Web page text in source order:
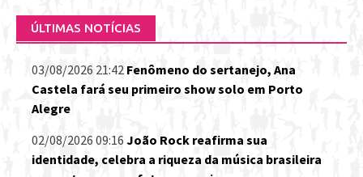
ÚLTIMAS NOTÍCIAS
03/08/2026 21:42 Fenômeno do sertanejo, Ana
Castela fará seu primeiro show solo em Porto
Alegre
02/08/2026 09:16 João Rock reafirma sua
identidade, celebra a riqueza da música brasileira